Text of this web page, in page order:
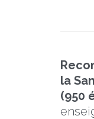
la
(950